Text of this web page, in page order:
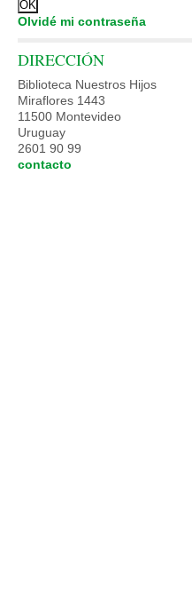
Olvidé mi contraseña
DIRECCIÓN
Biblioteca Nuestros Hijos
Miraflores 1443
11500 Montevideo
Uruguay
2601 90 99
contacto